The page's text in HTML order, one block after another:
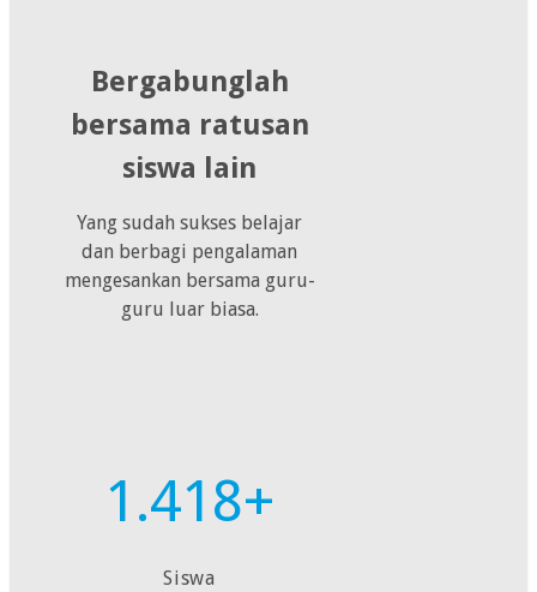
Bergabunglah
bersama ratusan
siswa lain
Yang sudah sukses belajar
dan berbagi pengalaman
mengesankan bersama guru-
guru luar biasa.
1.418+
Siswa